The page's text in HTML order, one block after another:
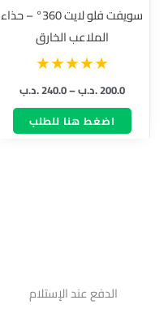
سويفت فلو لايت 360° – حذاء
الملاعب الخارق
200.0.د.ب–
240.0.د.ب
خلال
⁦240.0 .د.ب⁩
اضغط هنا للطلب
الأشكال
المختلفة
لهذا
المنتج.
يمكن
اختيار
الدفع عند الإستلام